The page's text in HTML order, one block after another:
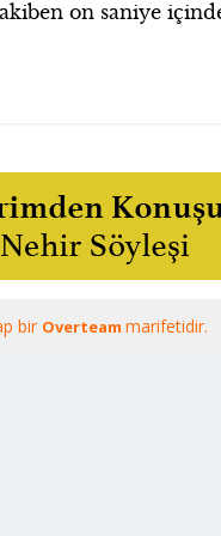
on saniye
bir Overteammarifetidir.